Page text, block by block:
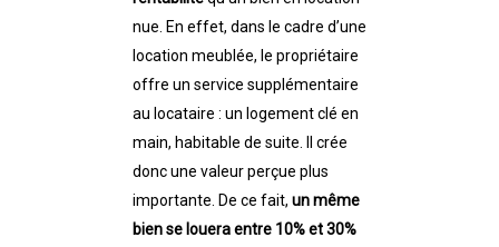
nue. En effet, dans le cadre d’une
location meublée, le propriétaire
offre un service supplémentaire
au locataire : un logement clé en
main, habitable de suite. Il crée
donc une valeur perçue plus
importante. De ce fait, un même
bien se louera entre 10% et 30%